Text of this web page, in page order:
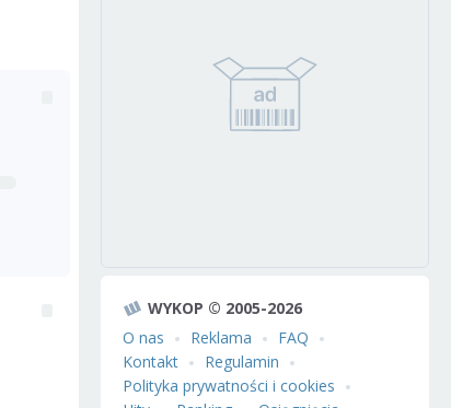
WYKOP © 2005-2026
O nas
Reklama
FAQ
Kontakt
Regulamin
Polityka prywatności i cookies